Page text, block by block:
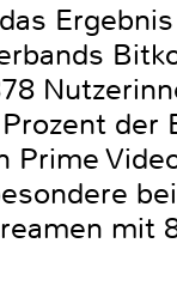
der
mit